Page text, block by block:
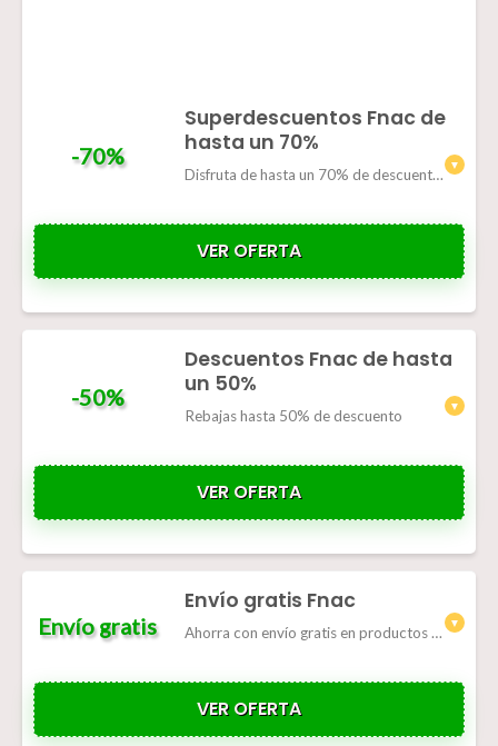
-70%
Superdescuentos Fnac de
hasta un 70%
Disfruta de hasta un 70% de descuento en varios productos de la tienda
VER OFERTA
-50%
Descuentos Fnac de hasta
un 50%
Rebajas hasta 50% de descuento
VER OFERTA
Envío gratis
Envío gratis Fnac
Ahorra con envío gratis en productos seleccionados de la tienda
VER OFERTA